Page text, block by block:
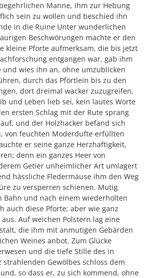
Manne, ihm zur Hebung
sein zu wollen und beschied ihn
in die Ruine Unter wunderlichen
Beschwörungen machte er den
kleine Pforte aufmerksam, die bis jetzt
entgangen war, gab ihm
und wies ihn an, ohne umzublicken
durch das Pförtlein bis zu den
dort dreimal wacker zuzugreifen,
und Leben lieb sei, kein lautes Worte
ersten Schlag mit der Rute sprang
und der Holzhacker befand sich
von feuchten Moderdufte erfüllten
er seine ganze Herzhaftigkeit,
denn ein ganzes Heer von
Getier unheimlicher Art umlagert
hässliche Fledermäuse ihm den Weg
zu versperren schienen. Mutig
Bahn und nach einem wiederholten
auch diese Pforte; aber wie ganz
Auf weichen Polstern lag eine
die ihm mit anmutigen Gebärden
Weines anbot. Zum Glücke
und die tiefe Stille des in
strahlenden Gewölbes schloss dem
so dass er, zu sich kommend, ohne